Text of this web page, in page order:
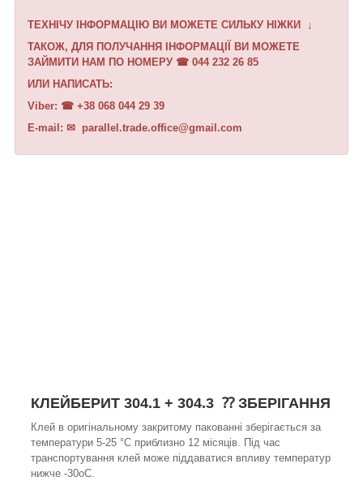
КЛЕЙБЕРИТ 304.1 + 304.3 ⁇ ЗБЕРІГАННЯ
Клей в оригінальному закритому пакованні зберігається за
температури 5-25 °C приблизно 12 місяців. Під час
транспортування клей може піддаватися впливу температур
нижче -30oC.
ТЕХНІЧУ ІНФОРМАЦІЮ ВИ МОЖЕТЕ СИЛЬКУ НІЖКИ
↓
ТАКОЖ, ДЛЯ ПОЛУЧАННЯ ІНФОРМАЦІЇ ВИ МОЖЕТЕ
ЗАЙМИТИ НАМ ПО НОМЕРУ ☎︎ 044 232 26 85
ИЛИ НАПИСАТЬ:
Viber: ☎︎ +38 068 044 29 39
E-mail: ✉︎ parallel.trade.office@gmail.com